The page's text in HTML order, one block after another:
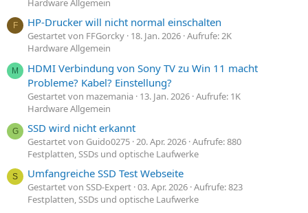
Hardware Allgemein
F HP-Drucker will nicht normal einschalten
Gestartet von FFGorcky 18. Jan. 2026 Aufrufe: 2K
Hardware Allgemein
M
HDMI Verbindung von Sony TV zu Win 11 macht
Probleme? Kabel? Einstellung?
Gestartet von mazemania 13. Jan. 2026 Aufrufe: 1K
Hardware Allgemein
G SSD wird nicht erkannt
Gestartet von Guido0275 20. Apr. 2026 Aufrufe: 880
Festplatten, SSDs und optische Laufwerke
S Umfangreiche SSD Test Webseite
Gestartet von SSD-Expert 03. Apr. 2026 Aufrufe: 823
Festplatten, SSDs und optische Laufwerke